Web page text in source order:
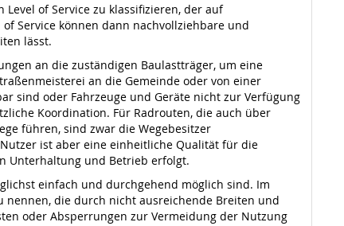
of Service zu klassifizieren, der auf
Service können dann nachvollziehbare und
lässt.
an die zuständigen Baulastträger, um eine
an die Gemeinde oder von einer
sind oder Fahrzeuge und Geräte nicht zur Verfügung
Koordination. Für Radrouten, die auch über
führen, sind zwar die Wegebesitzer
ist aber eine einheitliche Qualität für die
Unterhaltung und Betrieb erfolgt.
einfach und durchgehend möglich sind. Im
die durch nicht ausreichende Breiten und
oder Absperrungen zur Vermeidung der Nutzung